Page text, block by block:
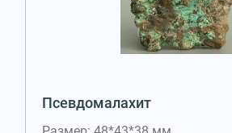
Псевдомалахит